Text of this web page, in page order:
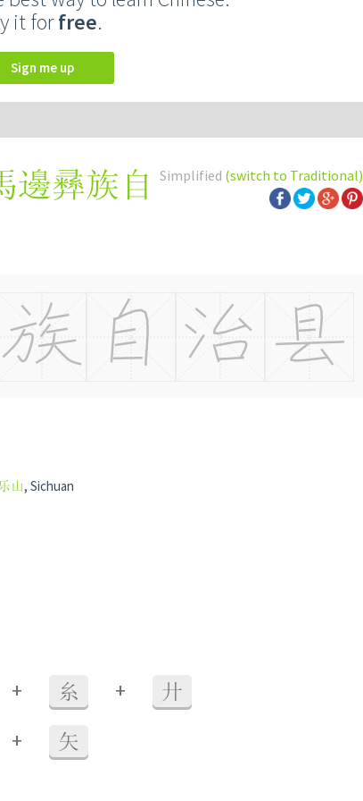
it forfree.
Sign me up
Simplified (switch to Traditional)
邊彞族自
山, Sichuan
+ 糸 + 廾
+ 矢